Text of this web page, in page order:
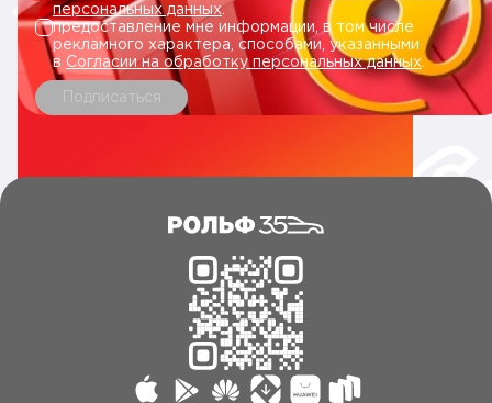
персональных данных.
предоставление мне информации, в том числе
рекламного характера, способами, указанными
в Согласии на обработку персональных данных
Подписаться